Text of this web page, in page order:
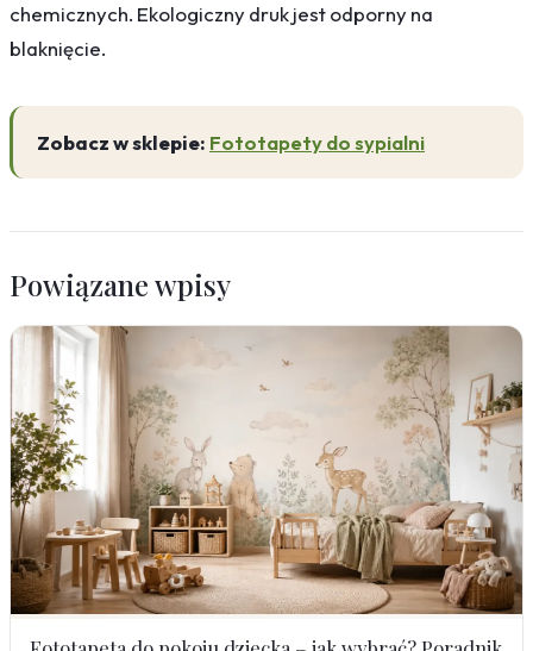
chemicznych. Ekologiczny druk jest odporny na
blaknięcie.
Zobacz w sklepie: Fototapety do sypialni
Powiązane wpisy